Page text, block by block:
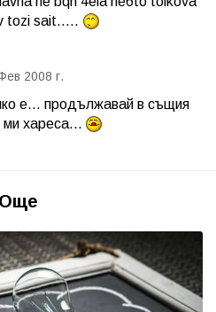
tozi sait.....
2008 г.
е... продължавай в същия
ми хареса...
Още